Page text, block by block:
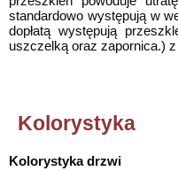
standardowo występują w
dopłatą występują
uszczelką oraz zapornica.)
Kolorystyka
Kolorystyka drzwi